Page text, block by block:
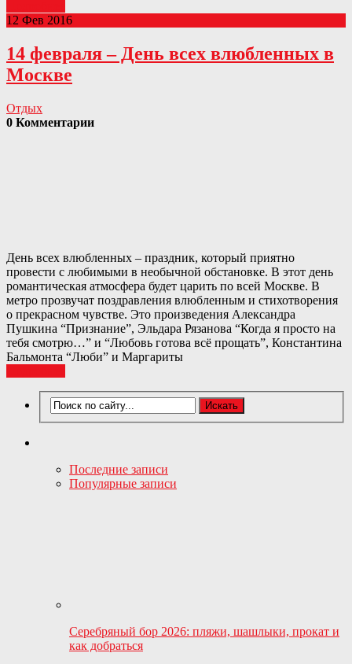
12 Фев 2016
14 февраля – День всех влюбленных в
Москве
Отдых
0 Комментарии
День всех влюбленных – праздник, который приятно
провести с любимыми в необычной обстановке. В этот день
романтическая атмосфера будет царить по всей Москве. В
метро прозвучат поздравления влюбленным и стихотворения
о прекрасном чувстве. Это произведения Александра
Пушкина “Признание”, Эльдара Рязанова “Когда я просто на
тебя смотрю…” и “Любовь готова всё прощать”, Константина
Бальмонта “Люби” и Маргариты
Последние записи
Популярные записи
Серебряный бор 2026: пляжи, шашлыки, прокат и
как добраться